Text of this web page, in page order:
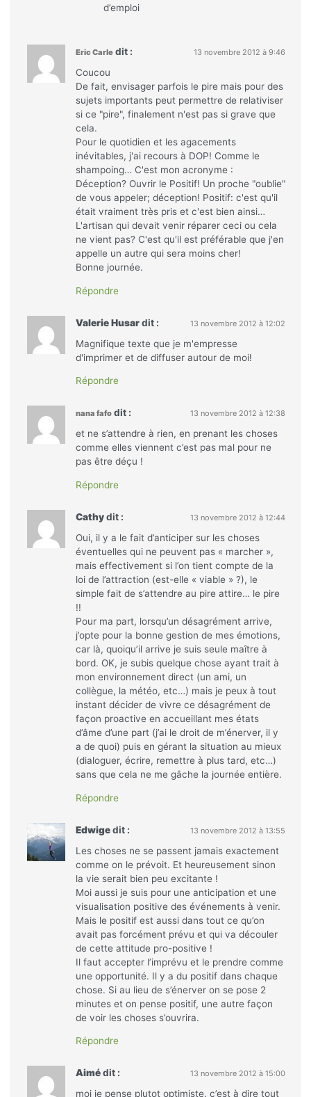
d’emploi
Eric Carle dit : 13 novembre 2012 à 9:46
Coucou
De fait, envisager parfois le pire mais pour des
sujets importants peut permettre de relativiser
si ce "pire", finalement n'est pas si grave que
cela.
Pour le quotidien et les agacements
inévitables, j'ai recours à DOP! Comme le
shampoing… C'est mon acronyme :
Déception? Ouvrir le Positif! Un proche "oublie"
de vous appeler; déception! Positif: c'est qu'il
était vraiment très pris et c'est bien ainsi…
L'artisan qui devait venir réparer ceci ou cela
ne vient pas? C'est qu'il est préférable que j'en
appelle un autre qui sera moins cher!
Bonne journée.
Répondre
Valerie Husar dit : 13 novembre 2012 à 12:02
Magnifique texte que je m'empresse
d'imprimer et de diffuser autour de moi!
Répondre
nana fafo dit : 13 novembre 2012 à 12:38
et ne s’attendre à rien, en prenant les choses
comme elles viennent c’est pas mal pour ne
pas être déçu !
Répondre
Cathy dit : 13 novembre 2012 à 12:44
Oui, il y a le fait d’anticiper sur les choses
éventuelles qui ne peuvent pas « marcher »,
mais effectivement si l’on tient compte de la
loi de l’attraction (est-elle « viable » ?), le
simple fait de s’attendre au pire attire… le pire
!!
Pour ma part, lorsqu’un désagrément arrive,
j’opte pour la bonne gestion de mes émotions,
car là, quoiqu’il arrive je suis seule maître à
bord. OK, je subis quelque chose ayant trait à
mon environnement direct (un ami, un
collègue, la météo, etc…) mais je peux à tout
instant décider de vivre ce désagrément de
façon proactive en accueillant mes états
d’âme d’une part (j’ai le droit de m’énerver, il y
a de quoi) puis en gérant la situation au mieux
(dialoguer, écrire, remettre à plus tard, etc…)
sans que cela ne me gâche la journée entière.
Répondre
Edwige dit : 13 novembre 2012 à 13:55
Les choses ne se passent jamais exactement
comme on le prévoit. Et heureusement sinon
la vie serait bien peu excitante !
Moi aussi je suis pour une anticipation et une
visualisation positive des événements à venir.
Mais le positif est aussi dans tout ce qu’on
avait pas forcément prévu et qui va découler
de cette attitude pro-positive !
Il faut accepter l’imprévu et le prendre comme
une opportunité. Il y a du positif dans chaque
chose. Si au lieu de s’énerver on se pose 2
minutes et on pense positif, une autre façon
de voir les choses s’ouvrira.
Répondre
Aimé dit : 13 novembre 2012 à 15:00
moi je pense plutot optimiste. c’est à dire tout